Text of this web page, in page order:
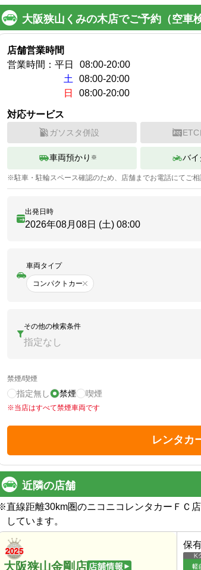
大阪狭山くみの木店でご予約（空車
店舗営業時間
営業時間： 平日 08:00-20:00
土
08:00-20:00
日
08:00-20:00
対応サービス
ガソスタ併設
車両預かり ※ バイ
※駐車・駐輪スペース確認のため、店舗までお電話にてご相
出発日時
2026年08月08日 (土) 08:00
車両タイプ
コンパクトカー
その他の検索条件
指定なし
禁煙/喫煙
指定無し 禁煙 喫煙
※当店はすべて禁煙車両です
レンタカ
近隣の店舗
直線距離30km圏のニコニコレンタカーＦＣ
しています。
大阪狭山金剛店
保